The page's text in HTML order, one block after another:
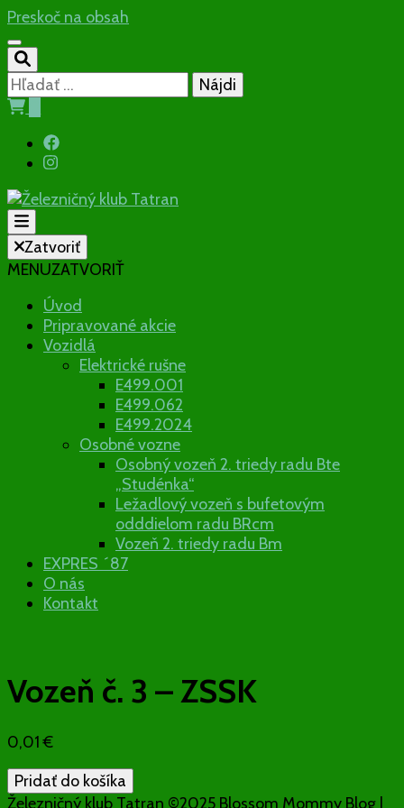
Preskoč na obsah
Hľadať:
Železničný
klub Tatran
Občianske združenie
Zatvoriť
MENUZATVORIŤ
Úvod
Pripravované akcie
Vozidlá
Elektrické rušne
E499.001
E499.062
E499.2024
Osobné vozne
Osobný vozeň 2. triedy radu Bte
„Studénka“
Ležadlový vozeň s bufetovým
odddielom radu BRcm
Vozeň 2. triedy radu Bm
EXPRES ´87
O nás
Kontakt
Vozeň č. 3 – ZSSK
0,01€
množstvo
Vozeň
Pridať do košíka
Železničný klub Tatran ©2025 Blossom Mommy Blog |